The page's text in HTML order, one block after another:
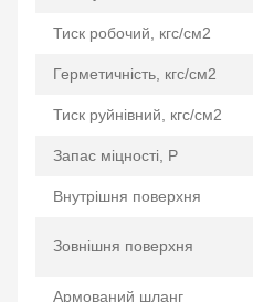
Тиск робочий, кгс/см2
Герметичність, кгс/см2
Тиск руйнівний, кгс/см2
Запас міцності, P
Внутрішня поверхня
Зовнішня поверхня
Армований шланг